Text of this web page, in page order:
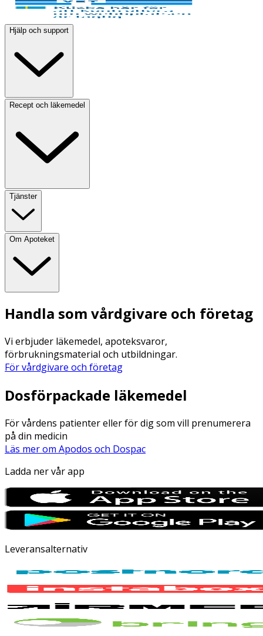
Hjälp och support
Recept och läkemedel
Tjänster
Om Apoteket
Handla som vårdgivare och företag
Vi erbjuder läkemedel, apoteksvaror,
förbrukningsmaterial och utbildningar.
För vårdgivare och företag
Dosförpackade läkemedel
För vårdens patienter eller för dig som vill prenumerera
på din medicin
Läs mer om Apodos och Dospac
Ladda ner vår app
Leveransalternativ